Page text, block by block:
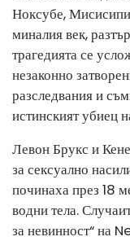
Ноксубе,
миналия век,
трагедията се
незаконно
разследвания и
истинският убиец
Левон Брукс и
за сексуално
починаха през 18
водни тела.
за невинност“ на